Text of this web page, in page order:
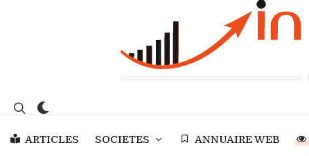
ARTICLES SOCIETES ANNUAIRE WEB